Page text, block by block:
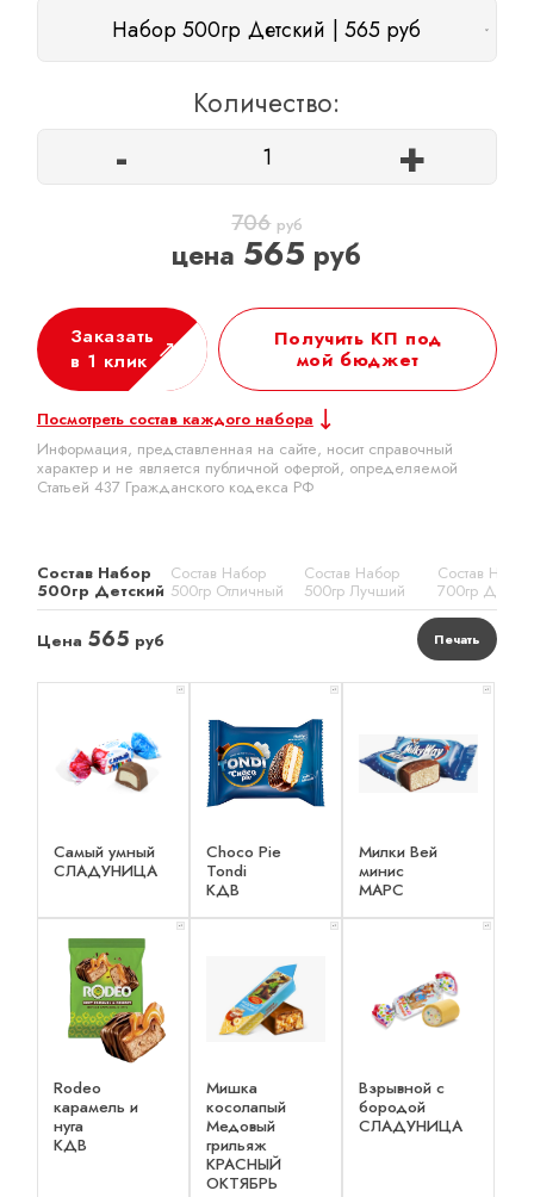
Набор 500гр Детский | 565 руб
Количество:
- +
706руб
цена 565 руб
Заказать
в 1 клик
Получить КП под
мой бюджет
Посмотреть состав каждого набора
Информация, представленная на сайте, носит справочный
характер и не является публичной офертой, определяемой
Статьей 437 Гражданского кодекса РФ
Состав Набор
500гр Детский
Состав Набор
500гр Отличный
Состав Набор
500гр Лучший
Состав Набор
700гр
Цена 565 руб Печать
x 1
Самый умный
СЛАДУНИЦА
x 1
Choco Pie
Tondi
КДВ
x 1
Милки Вей
минис
МАРС
x 1
Rodeo
карамель и
нуга
КДВ
x 1
Мишка
косолапый
Медовый
грильяж
КРАСНЫЙ
ОКТЯБРЬ
x 1
Взрывной с
бородой
СЛАДУНИЦА